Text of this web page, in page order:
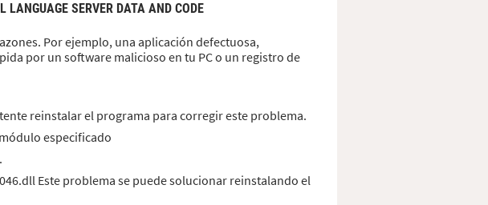
LANGUAGE SERVER DATA AND CODE
Por ejemplo, una aplicación defectuosa,
por un software malicioso en tu PC o un registro de
reinstalar el programa para corregir este problema.
especificado
Este problema se puede solucionar reinstalando el